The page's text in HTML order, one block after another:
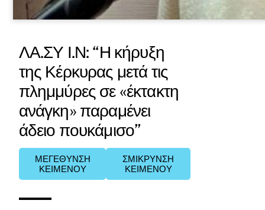
ΛΑ.ΣΥ Ι.Ν: “Η κήρυξη
της Κέρκυρας μετά τις
πλημμύρες σε «έκτακτη
ανάγκη» παραμένει
άδειο πουκάμισο”
ΜΕΓΕΘΥΝΣΗ
ΚΕΙΜΕΝΟΥ
ΣΜΙΚΡΥΝΣΗ
ΚΕΙΜΕΝΟΥ